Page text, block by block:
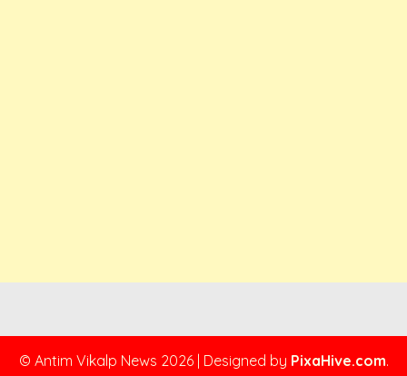
© Antim Vikalp News 2026 Designed by PixaHive.com.